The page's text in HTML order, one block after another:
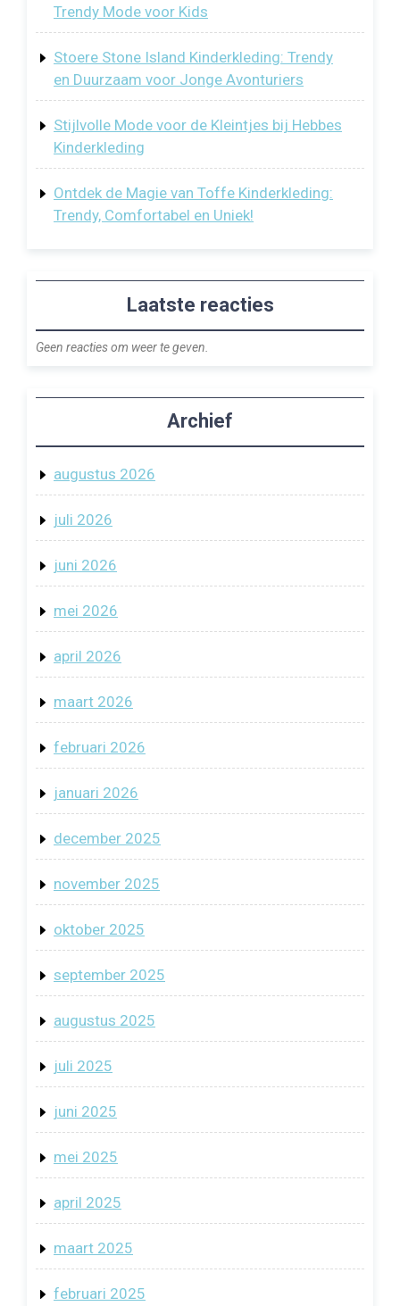
Trendy Mode voor Kids
Stoere Stone Island Kinderkleding: Trendy
en Duurzaam voor Jonge Avonturiers
Stijlvolle Mode voor de Kleintjes bij Hebbes
Kinderkleding
Ontdek de Magie van Toffe Kinderkleding:
Trendy, Comfortabel en Uniek!
Laatste reacties
Geen reacties om weer te geven.
Archief
augustus 2026
juli 2026
juni 2026
mei 2026
april 2026
maart 2026
februari 2026
januari 2026
december 2025
november 2025
oktober 2025
september 2025
augustus 2025
juli 2025
juni 2025
mei 2025
april 2025
maart 2025
februari 2025